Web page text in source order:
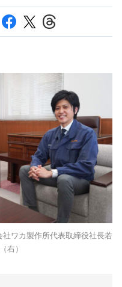
ワカ製作所代表取締役社長若
右）